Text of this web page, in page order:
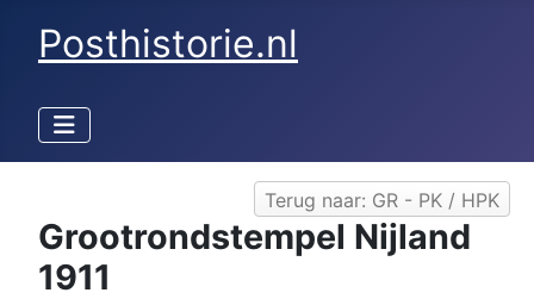
Posthistorie.nl
Terug naar: GR - PK / HPK
Grootrondstempel Nijland
1911